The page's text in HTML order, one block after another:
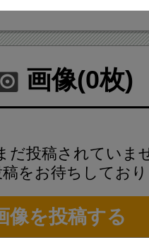
画像(0枚)
だ投稿されていま
をお待ちしてお
像を投稿する